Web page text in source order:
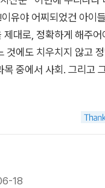
유야 어찌되었건 아이
대로, 정확하게 해주어
것에도 치우치지 않고
중에서 사회. 그리고
며 억울할 수도 있고.분명
는 그런 사건들.누구는
것은 무엇인지, 죄라는
나오는 모든 정치에 관
18